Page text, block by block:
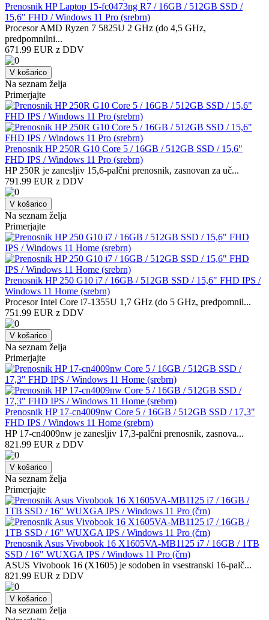
Prenosnik HP Laptop 15-fc0473ng R7 / 16GB / 512GB SSD /
15,6" FHD / Windows 11 Pro (srebrn)
Procesor AMD Ryzen 7 5825U 2 GHz (do 4,5 GHz,
predpomnilni...
671.99 EUR z DDV
V košarico
Na seznam želja
Primerjajte
Prenosnik HP 250R G10 Core 5 / 16GB / 512GB SSD / 15,6"
FHD IPS / Windows 11 Pro (srebrn)
HP 250R je zanesljiv 15,6-palčni prenosnik, zasnovan za uč...
791.99 EUR z DDV
V košarico
Na seznam želja
Primerjajte
Prenosnik HP 250 G10 i7 / 16GB / 512GB SSD / 15,6" FHD IPS /
Windows 11 Home (srebrn)
Procesor Intel Core i7-1355U 1,7 GHz (do 5 GHz, predpomnil...
751.99 EUR z DDV
V košarico
Na seznam želja
Primerjajte
Prenosnik HP 17-cn4009nw Core 5 / 16GB / 512GB SSD / 17,3"
FHD IPS / Windows 11 Home (srebrn)
HP 17-cn4009nw je zanesljiv 17,3-palčni prenosnik, zasnova...
821.99 EUR z DDV
V košarico
Na seznam želja
Primerjajte
Prenosnik Asus Vivobook 16 X1605VA-MB1125 i7 / 16GB / 1TB
SSD / 16" WUXGA IPS / Windows 11 Pro (črn)
ASUS Vivobook 16 (X1605) je sodoben in vsestranski 16-palč...
821.99 EUR z DDV
V košarico
Na seznam želja